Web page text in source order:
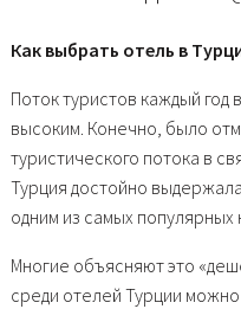
Как выбрать отель в
Поток туристов каждый год
высоким. Конечно, было
туристического потока в
Турция достойно
одним из самых популярных
Многие объясняют это
среди отелей Турции